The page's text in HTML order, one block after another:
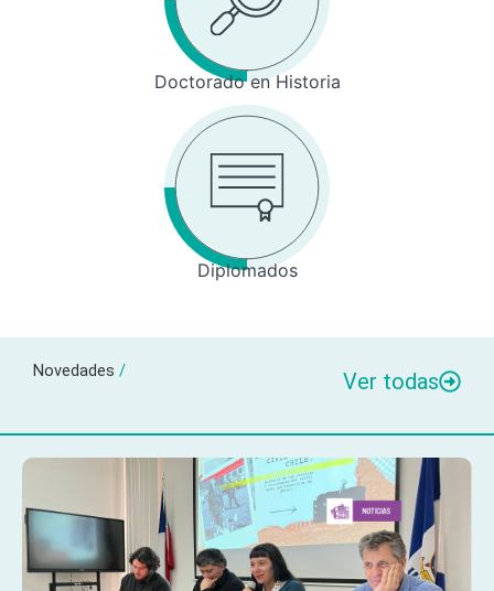
Doctorado en Historia
Diplomados
Novedades / Ver todas